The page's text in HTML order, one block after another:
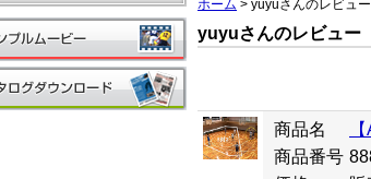
ホーム > yuyuさんのレビュー
yuyuさんのレビュー
商品名
商品番号